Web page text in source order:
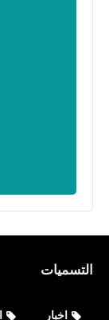
التسميات
اخبار